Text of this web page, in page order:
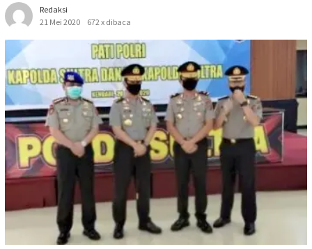
Redaksi
21 Mei 2020
672 x dibaca